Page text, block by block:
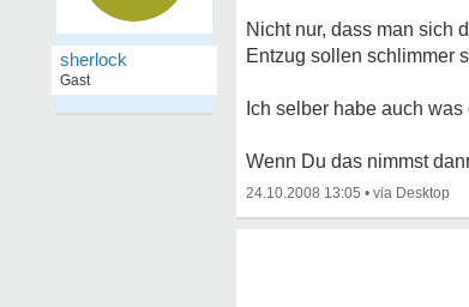
sherlock
Gast
Nicht nur, dass man sich
Entzug sollen schlimmer
Ich selber habe auch
Wenn Du das nimmst
24.10.2008 13:05 •